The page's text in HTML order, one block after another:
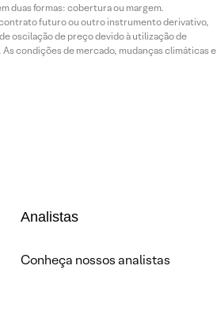
duas formas: cobertura ou margem.
futuro ou outro instrumento derivativo,
oscilação de preço devido à utilização de
condições de mercado, mudanças climáticas e
Analistas
Conheça nossos analistas